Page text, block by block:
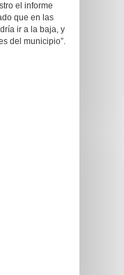
el informe
que en las
ir a la baja, y
del municipio”.